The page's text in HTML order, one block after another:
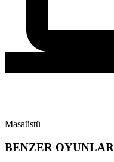
Masaüstü
BENZER OYUNLAR